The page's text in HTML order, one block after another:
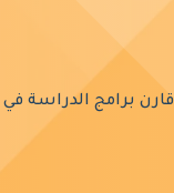
قارن برامج الدراسة في